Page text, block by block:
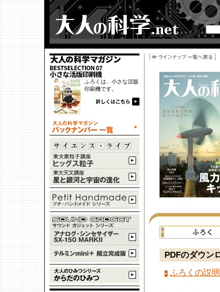
ふろくは、小さな活版
印刷機です。
PDFのダウン
ふろくの説